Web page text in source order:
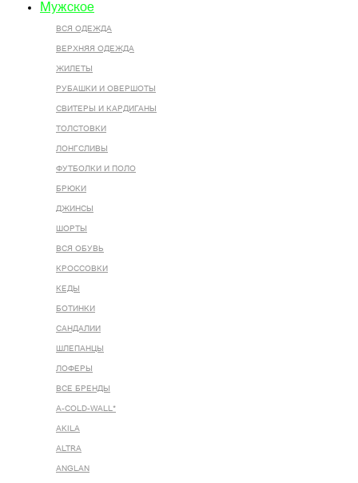
Мужское
ВСЯ ОДЕЖДА
ВЕРХНЯЯ ОДЕЖДА
ЖИЛЕТЫ
РУБАШКИ И ОВЕРШОТЫ
СВИТЕРЫ И КАРДИГАНЫ
ТОЛСТОВКИ
ЛОНГСЛИВЫ
ФУТБОЛКИ И ПОЛО
БРЮКИ
ДЖИНСЫ
ШОРТЫ
ВСЯ ОБУВЬ
КРОССОВКИ
КЕДЫ
БОТИНКИ
САНДАЛИИ
ШЛЕПАНЦЫ
ЛОФЕРЫ
ВСЕ БРЕНДЫ
A-COLD-WALL*
AKILA
ALTRA
ANGLAN